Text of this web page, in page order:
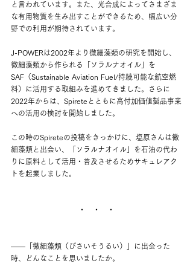
と言われています。また、光合成によってさまざま
な有用物質を生み出すことができるため、幅広い分
野での利用が期待されています。
J-POWERは2002年より微細藻類の研究を開始し、
微細藻類から作られる「ソラルナオイル」を
SAF（Sustainable Aviation Fuel/持続可能な航空燃
料）に活用する取組みを進めてきました。さらに
2022年からは、Spireteとともに高付加価値製品事業
への活用の検討を開始しました。
この時のSpireteの投稿をきっかけに、塩原さんは微
細藻類と出会い、「ソラルナオイル」を石油の代わ
りに原料として活用・普及させるためサキュレアク
トを起業しました。
・　・　・
—— 「微細藻類（びさいそうるい）」に出会った
時、どんなことを思いましたか。